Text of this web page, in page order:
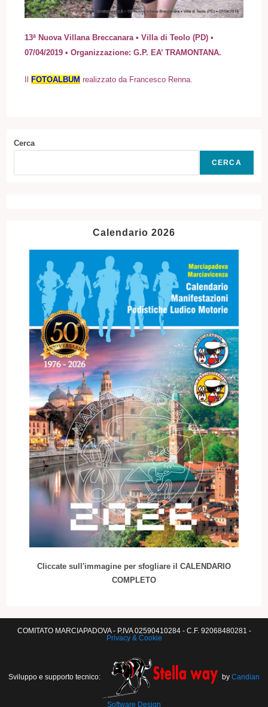
13ª Nuova Villana Breccanara • Villa di Teolo (PD) •
07/04/2019 • Organizzazione: G.P. EA’ TRAMONTANA.
FOTOALBUM realizzato da Francesco Renna.
Cerca
CERCA
Calendario 2026
Cliccate sull'immagine per sfogliare il CALENDARIO
COMPLETO
COMITATO MARCIAPADOVA - P.IVA 02590410284 - C.F. 92068480281 -
Privacy & Cookie
Sviluppo e supporto tecnico: by Candian
Software Design